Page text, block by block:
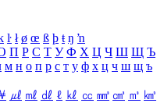
ŀ ł ø œ ß þ ŧ ŋ ŉ
П Р С Т У Ф Х Ц Ч Ш Щ Ъ
м н о п р с т у ф х ц ч ш щ ъ
㎕ ㎖ ㎗ ℓ ㎘ ㏄ ㎣ ㎤ ㎥ ㎦